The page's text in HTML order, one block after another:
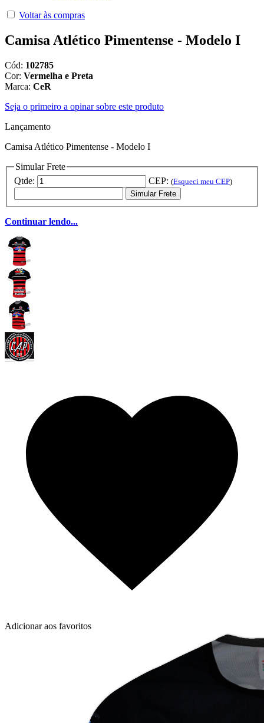
Voltar às compras
Camisa Atlético Pimentense - Modelo I
Cód: 102785
Cor: Vermelha e Preta
Marca: CeR
Seja o primeiro a opinar sobre este produto
Lançamento
Camisa Atlético Pimentense - Modelo I
Simular Frete
Qtde:
CEP: (Esqueci meu CEP)
Simular Frete
Continuar lendo...
Adicionar aos favoritos